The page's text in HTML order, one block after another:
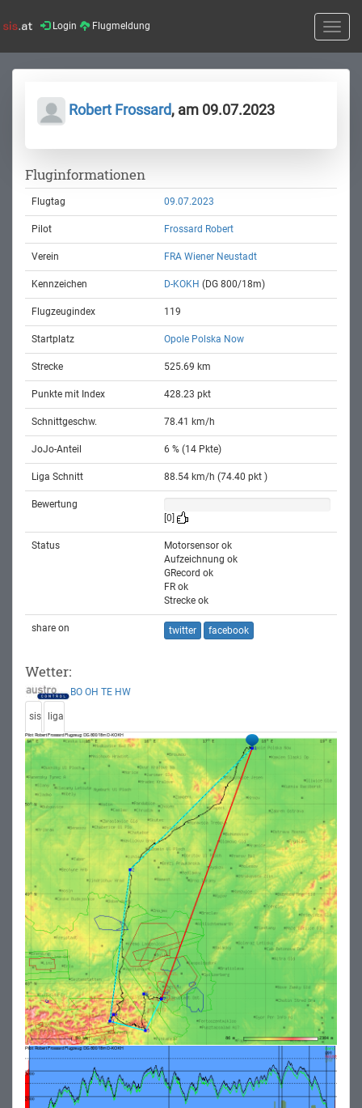
Login Flugmeldung
Toggle
Robert Frossard, am 09.07.2023
Fluginformationen
Flugtag 09.07.2023
Pilot Frossard Robert
Verein FRA Wiener Neustadt
Kennzeichen D-KOKH (DG 800/18m)
Flugzeugindex 119
Startplatz Opole Polska Now
Strecke 525.69 km
Punkte mit Index 428.23 pkt
Schnittgeschw. 78.41 km/h
JoJo-Anteil 6 % (14 Pkte)
Liga Schnitt 88.54 km/h (74.40 pkt )
Bewertung
[0]
Status
Motorsensor ok
Aufzeichnung ok
GRecord ok
FR ok
Strecke ok
share on twitter facebook
Wetter:
BO OH TE HW
sis liga